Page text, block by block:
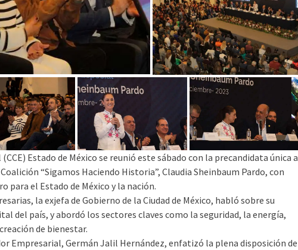
Estado de México se reunió este sábado con la precandidata única a
“Sigamos Haciendo Historia”, Claudia Sheinbaum Pardo, con
para el Estado de México y la nación.
la exjefa de Gobierno de la Ciudad de México, habló sobre su
del país, y abordó los sectores claves como la seguridad, la energía,
de bienestar.
Empresarial, Germán Jalil Hernández, enfatizó la plena disposición de